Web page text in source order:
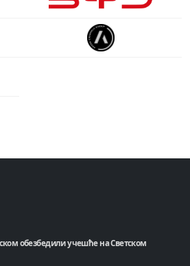
обезбедили учешће на Светском